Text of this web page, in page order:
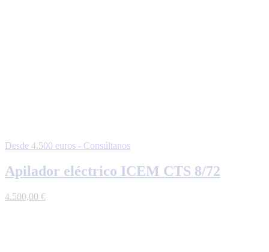
Desde 4.500 euros - Consúltanos
Apilador eléctrico ICEM CTS 8/72
4.500,00 €